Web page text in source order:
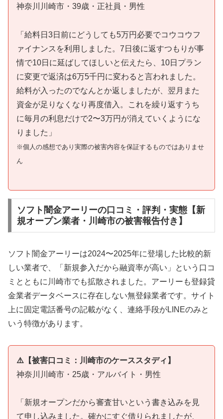
神奈川川崎市・39歳・正社員・男性
「給料日3日前にどうしても5万円必要でコウコウフ
ァイナンスを利用しました。7日後に返すつもりが事
情で10日に延ばしてほしいと伝えたら、10日プラン
に変更で返済は6万5千円に変わると言われました。
給料が入ったのでなんとか返しましたが、翌月また
資金が足りなくなり再度借入。これを繰り返すうち
に毎月の利息だけで2〜3万円が消えていくようにな
りました」
※個人の感想であり実際の被害内容を保証するものではありませ
ん
ソフト闇金アーリーの口コミ・評判・実態【新
規オープン業者・川崎市の被害報告付き】
ソフト闇金アーリーは2024〜2025年に登場した比較的新
しい業者で、「新規参入だから融資率が高い」という口コ
ミとともに川崎市でも拡散されました。アーリーも登録貸
金業者データベースに存在しない無登録業者です。サイト
上に固定電話番号の記載がなく、連絡手段がLINEのみと
いう特徴があります。
⚠️【被害口コミ：川崎市のケーススタディ】
神奈川川崎市・25歳・アルバイト・男性
「新規オープンだから審査甘いという書き込みを見
て申し込みました。確かにすぐ借りられましたが、